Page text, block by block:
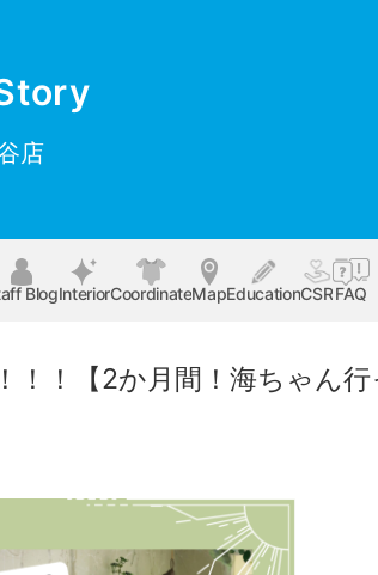
店
BlogInteriorCoordinateMapEducationCSRFAQ
！【2か月間！海ちゃん